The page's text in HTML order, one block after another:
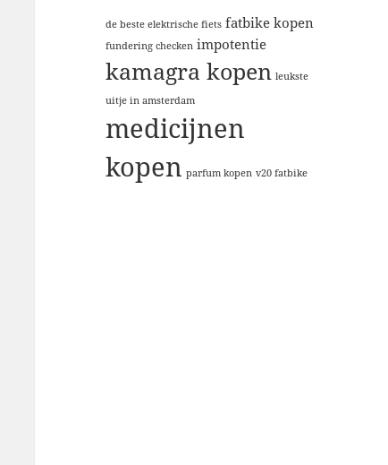
de beste elektrische fiets fatbike kopen
fundering checken impotentie
kamagra kopen leukste
uitje in amsterdam
medicijnen
kopen parfum kopen v20 fatbike